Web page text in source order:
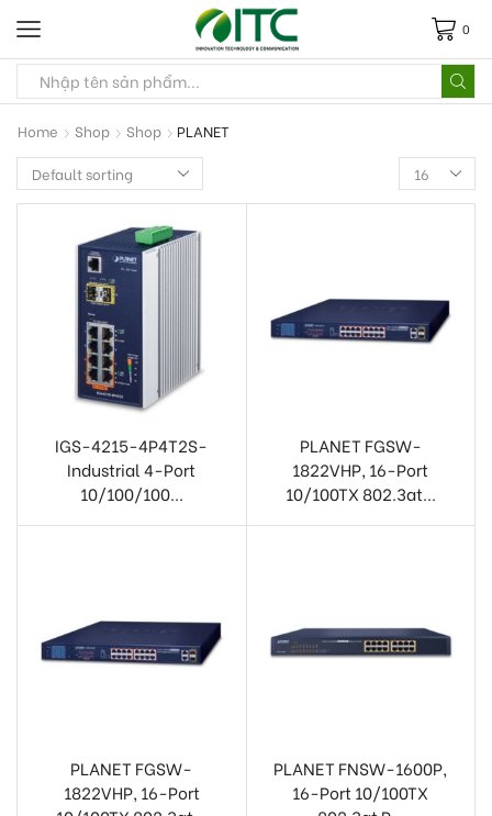
0
Home Shop Shop PLANET
IGS-4215-4P4T2S-
Industrial 4-Port
10/100/100...
PLANET FGSW-
1822VHP, 16-Port
10/100TX 802.3at...
PLANET FGSW-
1822VHP, 16-Port
PLANET FNSW-1600P,
16-Port 10/100TX